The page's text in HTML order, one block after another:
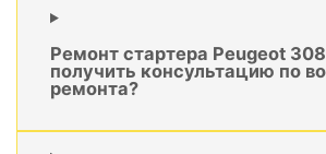
Ремонт стартера Peugeot
получить консультацию по
ремонта?